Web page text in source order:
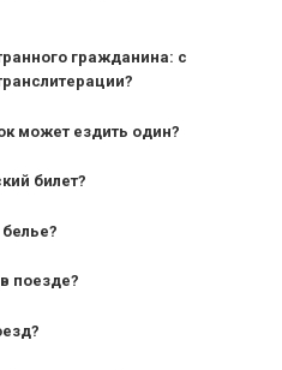
гражданина: с
может ездить один?
— от 10 лет и
— от 7 лет.
билет?
поезде?